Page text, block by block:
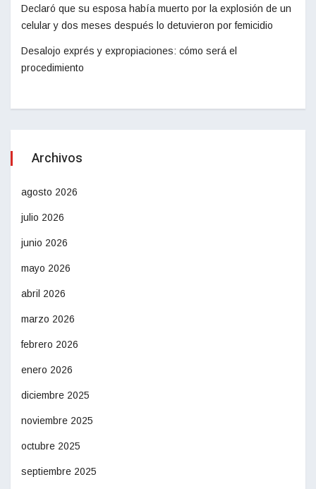
Declaró que su esposa había muerto por la explosión de un
celular y dos meses después lo detuvieron por femicidio
Desalojo exprés y expropiaciones: cómo será el
procedimiento
Archivos
agosto 2026
julio 2026
junio 2026
mayo 2026
abril 2026
marzo 2026
febrero 2026
enero 2026
diciembre 2025
noviembre 2025
octubre 2025
septiembre 2025